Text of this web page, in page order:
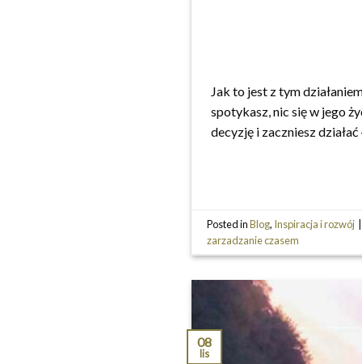
Jak to jest z tym
spotykasz, nic się w jego
decyzję i zaczniesz
Posted inBlog, Inspiracja i rozwój
zarzadzanie czasem
08
lis